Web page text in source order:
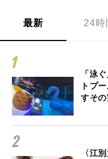
最新 24時
「泳
トプ
すそ
〈江